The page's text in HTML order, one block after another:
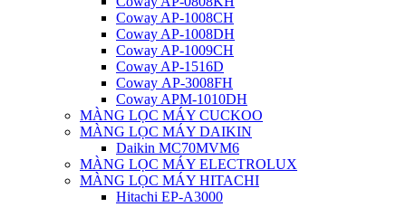
Coway AP-1008CH
Coway AP-1008DH
Coway AP-1009CH
Coway AP-1516D
Coway AP-3008FH
Coway APM-1010DH
MÀNG LỌC MÁY CUCKOO
MÀNG LỌC MÁY DAIKIN
Daikin MC70MVM6
MÀNG LỌC MÁY ELECTROLUX
MÀNG LỌC MÁY HITACHI
Hitachi EP-A3000